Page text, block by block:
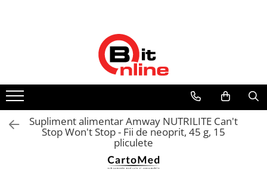
Aparate aerosoli si accesorii
Aparate aerosoli
Camere inhalare
Accesorii
Distribuitor autorizat Philips
Supliment alimentar Amway NUTRILITE Can't
Stop Won't Stop - Fii de neoprit, 45 g, 15
pliculete